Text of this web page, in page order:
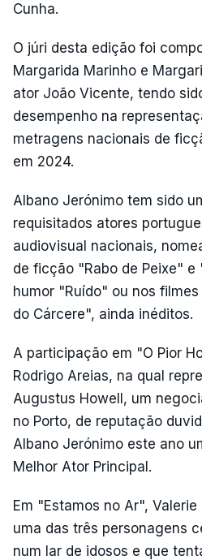
Cunha.
O júri desta edição foi
Margarida Marinho e
ator João Vicente, tendo
desempenho na
metragens nacionais de
em 2024.
Albano Jerónimo tem sido
requisitados atores
audiovisual nacionais,
de ficção "Rabo de Peixe" e
humor "Ruído" ou nos
do Cárcere", ainda inéditos.
A participação em "O Pior
Rodrigo Areias, na qual
Augustus Howell, um
no Porto, de reputação
Albano Jerónimo este ano
Melhor Ator Principal.
Em "Estamos no Ar",
uma das três personagens
num lar de idosos e que